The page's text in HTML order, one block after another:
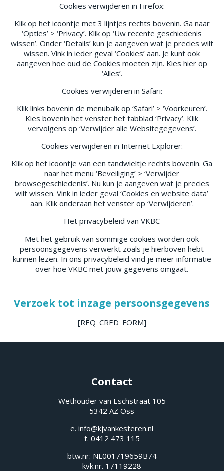
Cookies verwijderen in Firefox:
Klik op het icoontje met 3 lijntjes rechts bovenin. Ga naar
‘Opties’ > ‘Privacy’. Klik op ‘Uw recente geschiedenis
wissen’. Onder ‘Details’ kun je aangeven wat je precies wilt
wissen. Vink in ieder geval ‘Cookies’ aan. Je kunt ook
aangeven hoe oud de Cookies moeten zijn. Kies hier op
‘Alles’.
Cookies verwijderen in Safari:
Klik links bovenin de menubalk op ‘Safari’ > ‘Voorkeuren’.
Kies bovenin het venster het tabblad ‘Privacy’. Klik
vervolgens op ‘Verwijder alle Websitegegevens’.
Cookies verwijderen in Internet Explorer:
Klik op het icoontje van een tandwieltje rechts bovenin. Ga
naar het menu ‘Beveiliging’ > ‘Verwijder
browsegeschiedenis’. Nu kun je aangeven wat je precies
wilt wissen. Vink in ieder geval ‘Cookies en website data’
aan. Klik onderaan het venster op ‘Verwijderen’.
Het privacybeleid van VKBC
Met het gebruik van sommige cookies worden ook
persoonsgegevens verwerkt zoals je hierboven hebt
kunnen lezen. In ons privacybeleid vind je meer informatie
over hoe VKBC met jouw gegevens omgaat.
Verzoek tot inzage persoonsgegevens
[REQ_CRED_FORM]
Contact
Wethouder van Eschstraat 105
5342 AZ Oss
e. info@kjvankesteren.nl
t. 0412 473 115
btw.nr: NL001719659B74
kvk.nr. 17119228